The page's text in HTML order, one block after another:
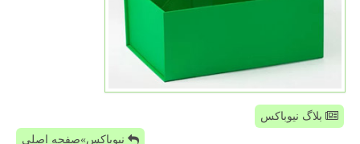
بلاگ نیوباکس
نیوباکس»صفحه اصلی